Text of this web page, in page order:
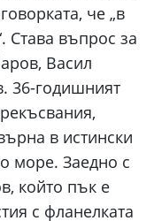
че „в
Става въпрос за
Васил
36-годишният
в истински
море. Заедно с
който пък е
с фланелката